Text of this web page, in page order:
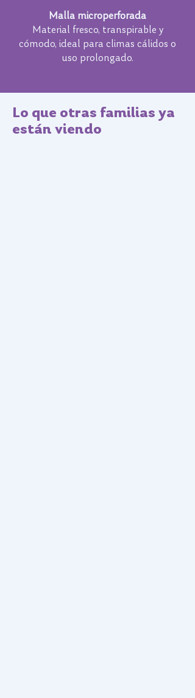
Malla microperforada
Material fresco, transpirable y
cómodo, ideal para climas cálidos o
uso prolongado.
Lo que otras familias ya
están viendo